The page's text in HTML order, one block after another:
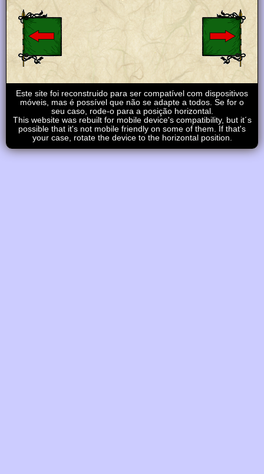
Este site foi reconstruido para ser compatível com dispositivos
móveis, mas é possível que não se adapte a todos. Se for o
seu caso, rode-o para a posição horizontal.
This website was rebuilt for mobile device's compatibility, but it´s
possible that it's not mobile friendly on some of them. If that's
your case, rotate the device to the horizontal position.